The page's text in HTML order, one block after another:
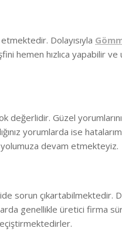
Dolayısıyla
hemen hızlıca yapabilir ve
değerlidir. Güzel
yorumlarda ise
devam etmekteyiz.
sorun çıkartabilmektedir.
genellikle üretici firma